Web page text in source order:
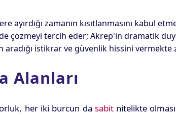
ayırdığı zamanın kısıtlanmasını kabul
çözmeyi tercih eder; Akrep'in dramatik
istikrar ve güvenlik hissini vermekte
Alanları
her iki burcun da sabitnitelikte